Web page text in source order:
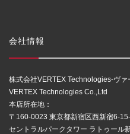
会社情報
株式会社VERTEX Technologies-ヴ
VERTEX Technologies Co.,Ltd
本店所在地：
〒160-0023 東京都新宿区西新宿6-
セントラルパークタワー ラトゥール